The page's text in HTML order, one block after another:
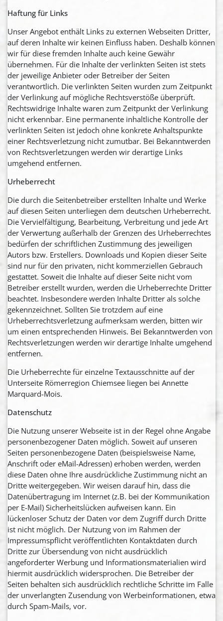
Haftung für Links
Unser Angebot enthält Links zu externen Webseiten Dritter,
auf deren Inhalte wir keinen Einfluss haben. Deshalb können
wir für diese fremden Inhalte auch keine Gewähr
übernehmen. Für die Inhalte der verlinkten Seiten ist stets
der jeweilige Anbieter oder Betreiber der Seiten
verantwortlich. Die verlinkten Seiten wurden zum Zeitpunkt
der Verlinkung auf mögliche Rechtsverstöße überprüft.
Rechtswidrige Inhalte waren zum Zeitpunkt der Verlinkung
nicht erkennbar. Eine permanente inhaltliche Kontrolle der
verlinkten Seiten ist jedoch ohne konkrete Anhaltspunkte
einer Rechtsverletzung nicht zumutbar. Bei Bekanntwerden
von Rechtsverletzungen werden wir derartige Links
umgehend entfernen.
Urheberrecht
Die durch die Seitenbetreiber erstellten Inhalte und Werke
auf diesen Seiten unterliegen dem deutschen Urheberrecht.
Die Vervielfältigung, Bearbeitung, Verbreitung und jede Art
der Verwertung außerhalb der Grenzen des Urheberrechtes
bedürfen der schriftlichen Zustimmung des jeweiligen
Autors bzw. Erstellers. Downloads und Kopien dieser Seite
sind nur für den privaten, nicht kommerziellen Gebrauch
gestattet. Soweit die Inhalte auf dieser Seite nicht vom
Betreiber erstellt wurden, werden die Urheberrechte Dritter
beachtet. Insbesondere werden Inhalte Dritter als solche
gekennzeichnet. Sollten Sie trotzdem auf eine
Urheberrechtsverletzung aufmerksam werden, bitten wir
um einen entsprechenden Hinweis. Bei Bekanntwerden von
Rechtsverletzungen werden wir derartige Inhalte umgehend
entfernen.
Die Urheberrechte für einzelne Textausschnitte auf der
Unterseite Römerregion Chiemsee liegen bei Annette
Marquard-Mois.
Datenschutz
Die Nutzung unserer Webseite ist in der Regel ohne Angabe
personenbezogener Daten möglich. Soweit auf unseren
Seiten personenbezogene Daten (beispielsweise Name,
Anschrift oder eMail-Adressen) erhoben werden, werden
diese Daten ohne Ihre ausdrückliche Zustimmung nicht an
Dritte weitergegeben. Wir weisen darauf hin, dass die
Datenübertragung im Internet (z.B. bei der Kommunikation
per E-Mail) Sicherheitslücken aufweisen kann. Ein
lückenloser Schutz der Daten vor dem Zugriff durch Dritte
ist nicht möglich. Der Nutzung von im Rahmen der
Impressumspflicht veröffentlichten Kontaktdaten durch
Dritte zur Übersendung von nicht ausdrücklich
angeforderter Werbung und Informationsmaterialien wird
hiermit ausdrücklich widersprochen. Die Betreiber der
Seiten behalten sich ausdrücklich rechtliche Schritte im Falle
der unverlangten Zusendung von Werbeinformationen, etwa
durch Spam-Mails, vor.